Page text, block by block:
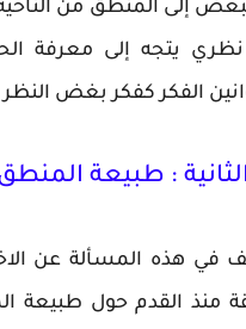
إلى المنطق من
يتجه إلى معرفة
الفكر كفكر بغض
: طبيعة
في هذه المسألة عن
منذ القدم حول طبيعة